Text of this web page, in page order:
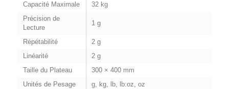
Capacité Maximale
32 kg
Précision de
Lecture
1 g
Répétabilité
2 g
Linéarité
2 g
Taille du Plateau
300 × 400 mm
Unités de Pesage
g, kg, lb, lb:oz, oz